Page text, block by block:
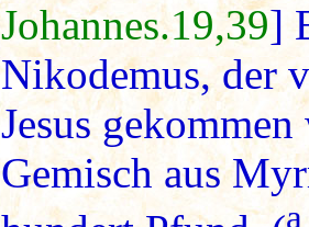
Johannes.19,39]
Nikodemus, der
Jesus
Gemisch aus
a